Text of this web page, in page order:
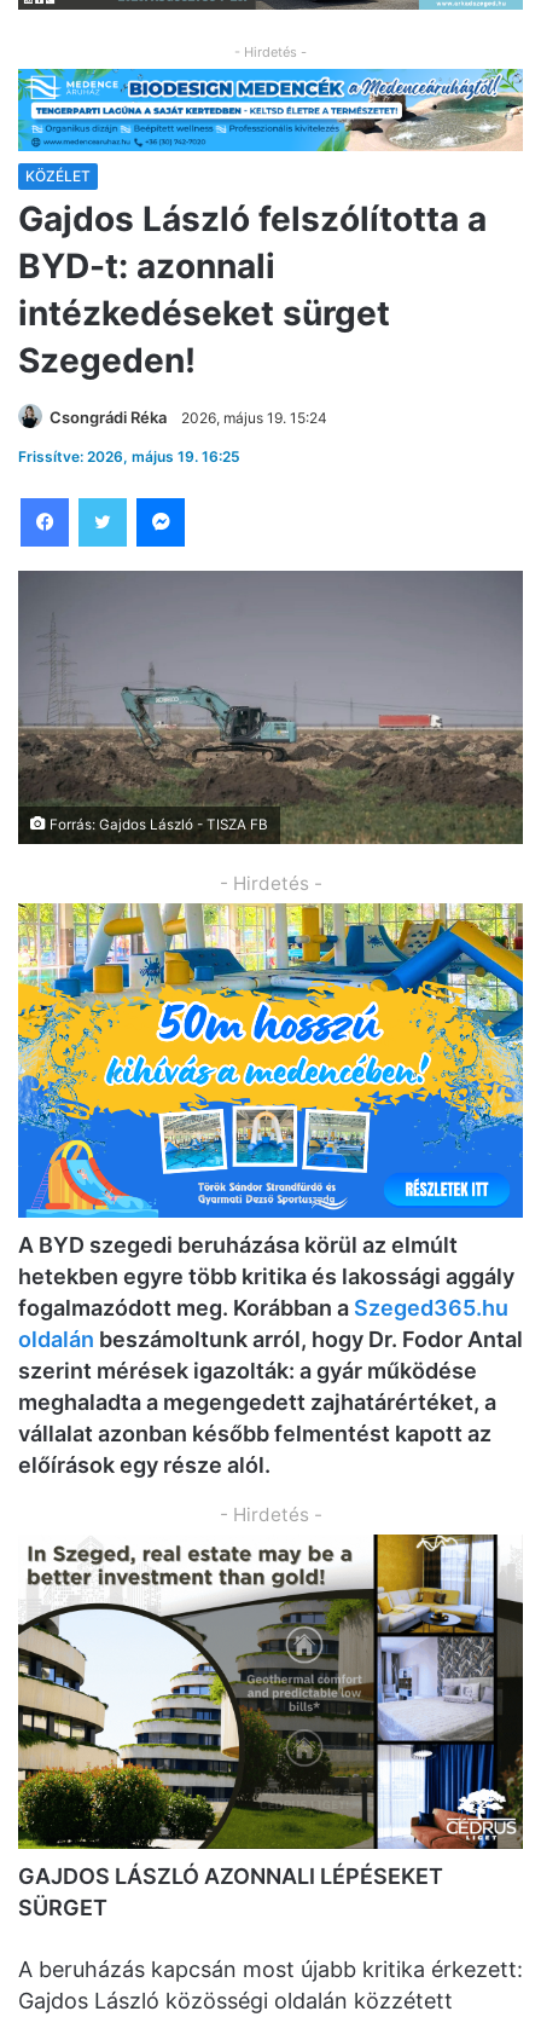
- Hirdetés -
KÖZÉLET
Gajdos László felszólította a
BYD-t: azonnali
intézkedéseket sürget
Szegeden!
Csongrádi Réka 2026, május 19. 15:24
Frissítve: 2026, május 19. 16:25
Forrás: Gajdos László - TISZA FB
- Hirdetés -
A BYD szegedi beruházása körül az elmúlt
hetekben egyre több kritika és lakossági aggály
fogalmazódott meg. Korábban a Szeged365.hu
oldalán beszámoltunk arról, hogy Dr. Fodor Antal
szerint mérések igazolták: a gyár működése
meghaladta a megengedett zajhatárértéket, a
vállalat azonban később felmentést kapott az
előírások egy része alól.
- Hirdetés -
GAJDOS LÁSZLÓ AZONNALI LÉPÉSEKET
SÜRGET
A beruházás kapcsán most újabb kritika érkezett:
Gajdos László közösségi oldalán közzétett